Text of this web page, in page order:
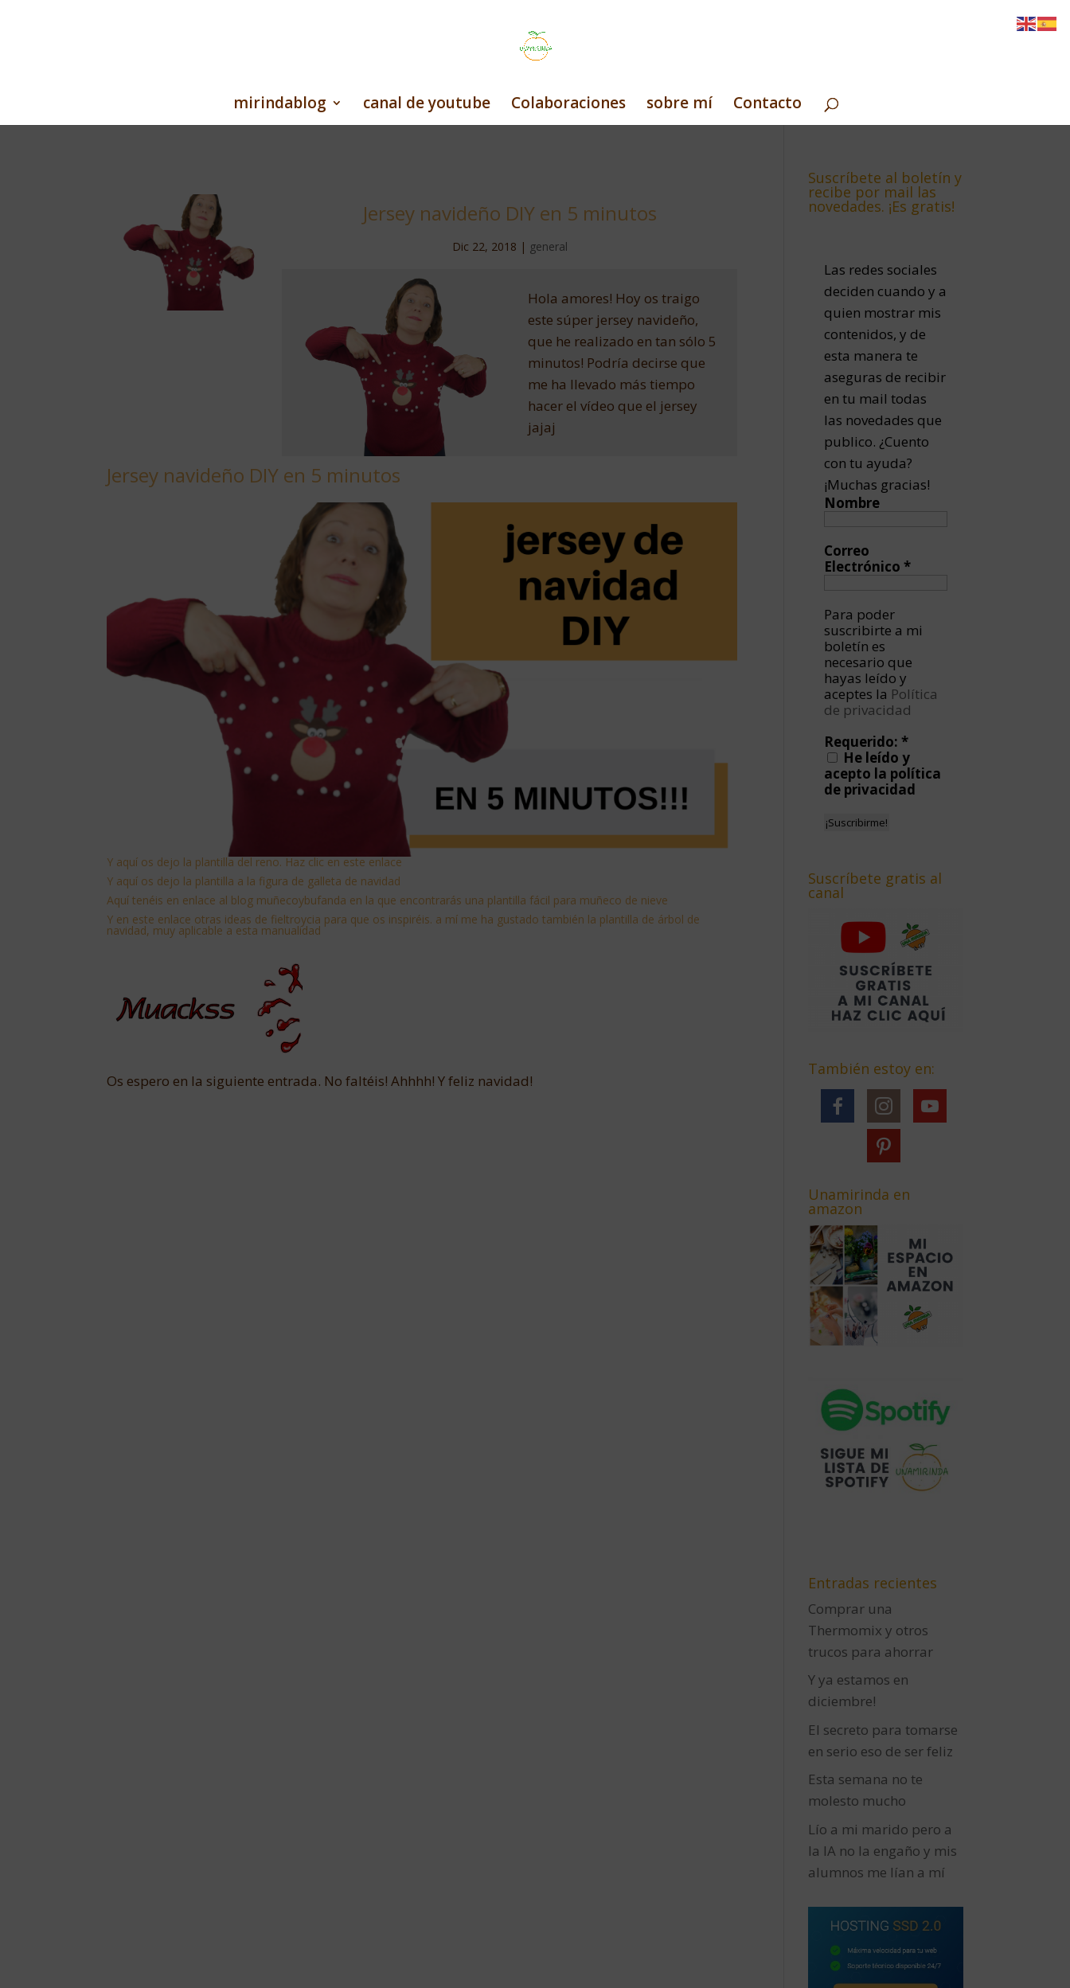
mirindablog canal de youtube Colaboraciones sobre mí Contacto
Jersey navideño DIY en 5 minutos
Dic 22, 2018 | general
Hola amores! Hoy os traigo
este súper jersey navideño,
que he realizado en tan sólo 5
minutos! Podría decirse que
me ha llevado más tiempo
hacer el vídeo que el jersey
jajaj
Jersey navideño DIY en 5 minutos
Y aquí os dejo la plantilla del reno. Haz clic en este enlace
Y aquí os dejo la plantilla a la figura de galleta de navidad
Aquí tenéis en enlace al blog muñecoybufanda en la que encontrarás una plantilla fácil para muñeco de nieve
Y en este enlace otras ideas de fieltroycia para que os inspiréis. a mí me ha gustado también la plantilla de árbol de
navidad, muy aplicable a esta manualidad
Os espero en la siguiente entrada. No faltéis! Ahhhh! Y feliz navidad!
Suscríbete al boletín y
recibe por mail las
novedades. ¡Es gratis!
Las redes sociales
deciden cuando y a
quien mostrar mis
contenidos, y de
esta manera te
aseguras de recibir
en tu mail todas
las novedades que
publico. ¿Cuento
con tu ayuda?
¡Muchas gracias!
Nombre
Correo
Electrónico*
Para poder
suscribirte a mi
boletín es
necesario que
hayas leído y
aceptes la Política
de privacidad
Requerido:*
He leído y
acepto la política
de privacidad
Suscríbete gratis al
canal
También estoy en:
Unamirinda en
amazon
Entradas recientes
Comprar una
Thermomix y otros
trucos para ahorrar
Y ya estamos en
diciembre!
El secreto para tomarse
en serio eso de ser feliz
Esta semana no te
molesto mucho
Lío a mi marido pero a
la IA no la engaño y mis
alumnos me lían a mí